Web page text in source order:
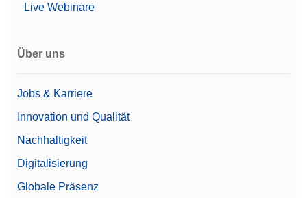
Live Webinare
Über uns
Jobs & Karriere
Innovation und Qualität
Nachhaltigkeit
Digitalisierung
Globale Präsenz